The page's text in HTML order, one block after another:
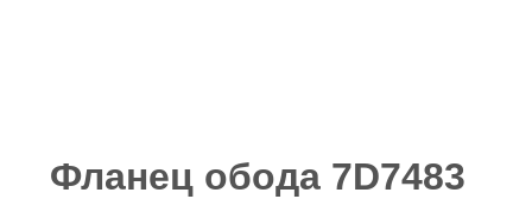
Фланец обода 7D7483